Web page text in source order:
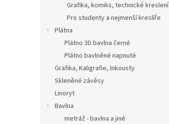
Grafika, komiks, technické kreslení
Pro studenty a nejmenší kreslíře
Plátna
Plátno 3D bavlna černé
Plátno bavlněné napnuté
Grafika, Kaligrafie, Inkousty
Skleněné závěsy
Linoryt
Bavlna
metráž - bavlna a jiné